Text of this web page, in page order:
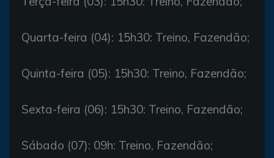
Quarta-feira (04): 15h30: Treino, Fazendão;
Quinta-feira (05): 15h30: Treino, Fazendão;
Sexta-feira (06): 15h30: Treino, Fazendão;
Sábado (07): 09h: Treino, Fazendão;